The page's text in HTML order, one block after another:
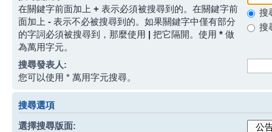
在關鍵字前面加上 + 表示必須被搜尋到的。在關鍵字前
面加上 - 表示不必被搜尋到的。如果關鍵字中僅有部分
的字詞必須被搜尋到，那麼使用 | 把它隔開。使用 * 做
為萬用字元。
搜
搜
搜尋發表人:
您可以使用 * 萬用字元搜尋。
搜尋選項
選擇搜尋版面: